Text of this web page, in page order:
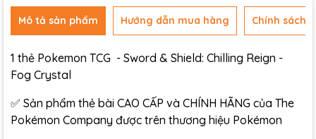
Mô tả sản phẩm Hướng dẫn mua hàng Chính sách
1 thẻ Pokemon TCG - Sword & Shield: Chilling Reign -
Fog Crystal
✅ Sản phẩm thẻ bài CAO CẤP và CHÍNH HÃNG của The
Pokémon Company được trên thương hiệu Pokémon